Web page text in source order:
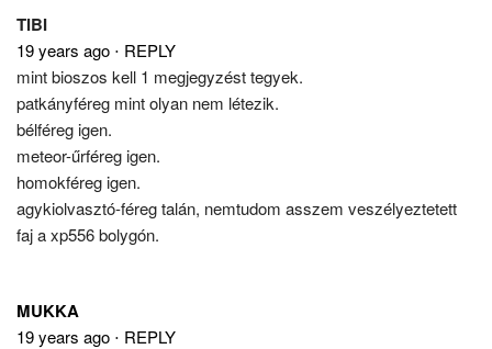
TIBI
19 years ago ⋅ REPLY
mint bioszos kell 1 megjegyzést tegyek.
patkányféreg mint olyan nem létezik.
bélféreg igen.
meteor-űrféreg igen.
homokféreg igen.
agykiolvasztó-féreg talán, nemtudom asszem veszélyeztetett
faj a xp556 bolygón.
MUKKA
19 years ago ⋅ REPLY